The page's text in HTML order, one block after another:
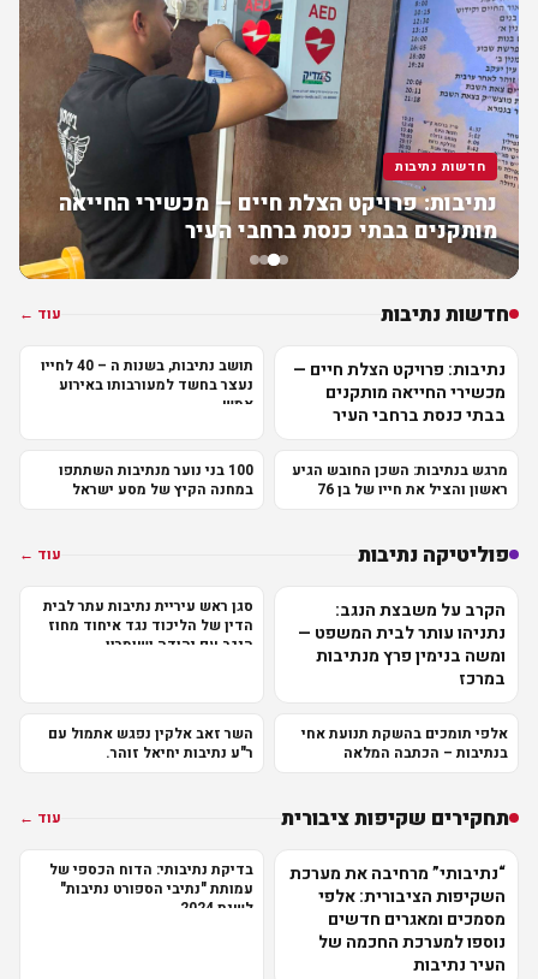
חדשות נתיבות
נתיבות: פרויקט הצלת חיים — מכשירי החייאה
מותקנים בבתי כנסת ברחבי העיר
חדשות נתיבות עוד ←
נתיבות: פרויקט הצלת חיים —
מכשירי החייאה מותקנים
בבתי כנסת ברחבי העיר
תושב נתיבות, בשנות ה – 40 לחייו
נעצר בחשד למעורבותו באירוע
אמש
מרגש בנתיבות: השכן החובש הגיע
ראשון והציל את חייו של בן 76
100 בני נוער מנתיבות השתתפו
במחנה הקיץ של מסע ישראל
פוליטיקה נתיבות עוד ←
הקרב על משבצת הנגב:
נתניהו עותר לבית המשפט —
ומשה בנימין פרץ מנתיבות
במרכז
סגן ראש עיריית נתיבות עתר לבית
הדין של הליכוד נגד איחוד מחוז
הנגב עם יהודה ושומרון
אלפי תומכים בהשקת תנועת אחי
בנתיבות – הכתבה המלאה
השר זאב אלקין נפגש אתמול עם
ר"ע נתיבות יחיאל זוהר.
תחקירים שקיפות ציבורית עוד ←
“נתיבותי” מרחיבה את מערכת
השקיפות הציבורית: אלפי
מסמכים ומאגרים חדשים
נוספו למערכת החכמה של
העיר נתיבות
בדיקת נתיבותי: הדוח הכספי של
עמותת "נתיבי הספורט נתיבות"
לשנת 2024